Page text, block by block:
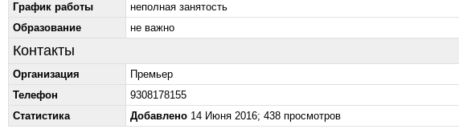
График работы
неполная занятость
Образование
не важно
Контакты
Организация
Премьер
Телефон
9308178155
Статистика
Добавлено 14 Июня 2016; 438 просмотров